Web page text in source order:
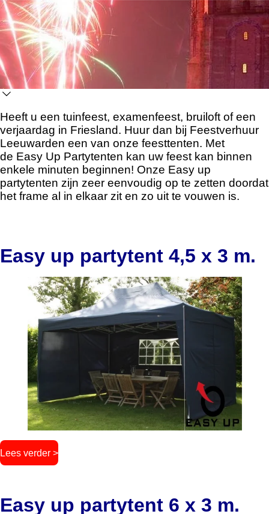
Heeft u een tuinfeest, examenfeest, bruiloft of een
verjaardag in Friesland. Huur dan bij Feestverhuur
Leeuwarden een van onze feesttenten. Met
de Easy Up Partytenten kan uw feest kan binnen
enkele minuten beginnen! Onze Easy up
partytenten zijn zeer eenvoudig op te zetten doordat
het frame al in elkaar zit en zo uit te vouwen is.
Easy up partytent 4,5 x 3 m.
Lees verder >
Easy up partytent 6 x 3 m.